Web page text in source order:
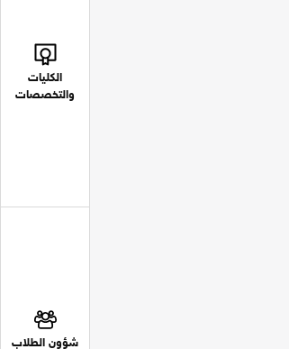
الكليات
والتخصصات
شؤون الطلاب